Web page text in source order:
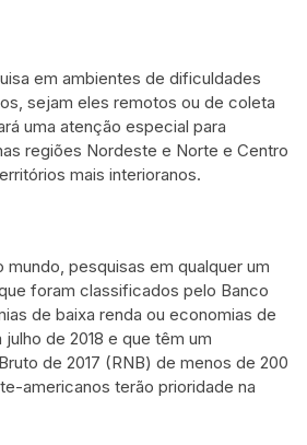
em ambientes de dificuldades
sejam eles remotos ou de coleta
uma atenção especial para
regiões Nordeste e Norte e Centro
mais interioranos.
mundo, pesquisas em qualquer um
foram classificados pelo Banco
de baixa renda ou economias de
de 2018 e que têm um
de 2017 (RNB) de menos de 200
americanos terão prioridade na